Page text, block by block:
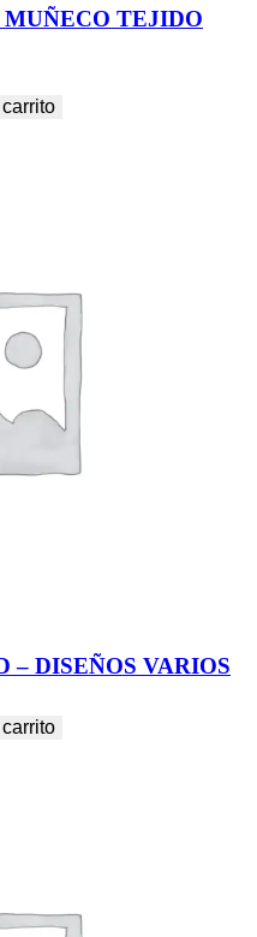
TEJIDO
– DISEÑOS VARIOS